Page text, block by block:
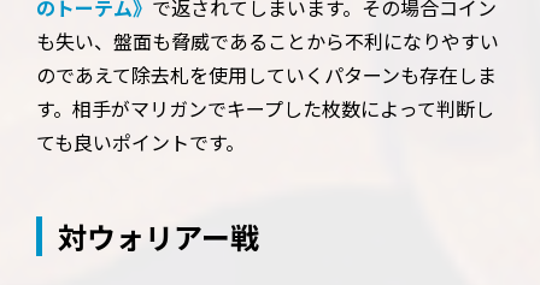
のトーテム》 で返されてしまいます。その場合コイン
も失い、盤面も脅威であることから不利になりやすい
のであえて除去札を使用していくパターンも存在しま
す。相手がマリガンでキープした枚数によって判断し
ても良いポイントです。
対ウォリアー戦